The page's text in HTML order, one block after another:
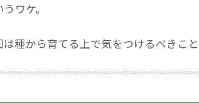
ワケ。
種から育てる上で気をつけるべきこ